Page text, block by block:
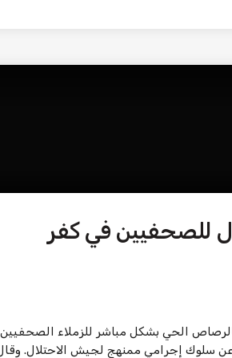
للصحفيين في كفر
الحي بشكل مباشر للزملاء الصحفيين
سلوك إجرامي ممنهج لجيش الاحتلال.